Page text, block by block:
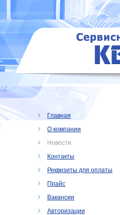
Главная
О компании
Новости
Контакты
Реквизиты для оплаты
Прайс
Вакансии
Авторизации